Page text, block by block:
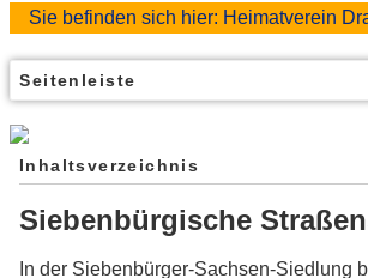
Sie befinden sich hier: Heimatverein
Seitenleiste
Inhaltsverzeichnis
Siebenbürgische
In der Siebenbürger-Sachsen-Siedlung